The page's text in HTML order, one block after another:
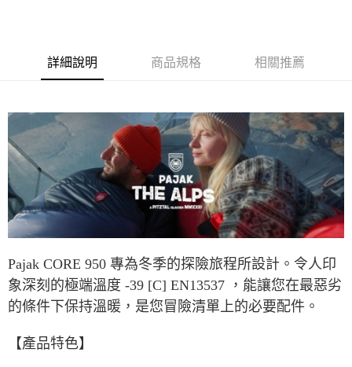
付款後全家取貨
每筆NT$60，滿NT$490(含以上)免運費
7-11取貨付款
每筆NT$60，滿NT$490(含以上)免運費
付款後7-11取貨
每筆NT$60，滿NT$490(含以上)免運費
宅配
每筆NT$80，滿NT$490(含以上)免運費
離島宅配
每筆NT$80，滿NT$490(含以上)免運費
付款後門市自取
免運費
詳細說明 商品規格 相關推薦
Pajak CORE 950 專為冬季的探險旅程所設計。令人印
象深刻的極端溫度 -39 [C] EN13537 ，能讓您在最惡劣
的條件下保持溫暖，是您冒險清單上的必要配件。
【產品特色】